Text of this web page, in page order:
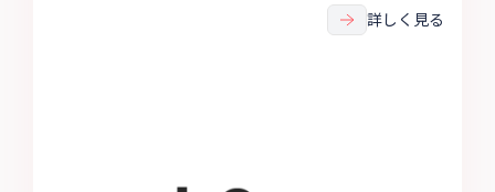
詳しく見る